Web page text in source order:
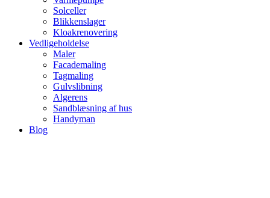
Solceller
Blikkenslager
Kloakrenovering
Vedligeholdelse
Maler
Facademaling
Tagmaling
Gulvslibning
Algerens
Sandblæsning af hus
Handyman
Blog